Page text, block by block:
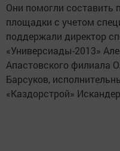
Они помогли составить
площадки с учетом
поддержали директор
«Универсиады-2013»
Апастовского филиала
Барсуков,
«Каздорстрой»